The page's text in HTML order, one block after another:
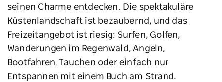
seinen Charme entdecken. Die spektakuläre
Küstenlandschaft ist bezaubernd, und das
Freizeitangebot ist riesig: Surfen, Golfen,
Wanderungen im Regenwald, Angeln,
Bootfahren, Tauchen oder einfach nur
Entspannen mit einem Buch am Strand.